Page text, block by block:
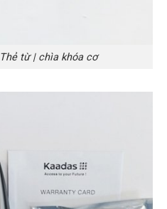
từ | chìa khóa cơ